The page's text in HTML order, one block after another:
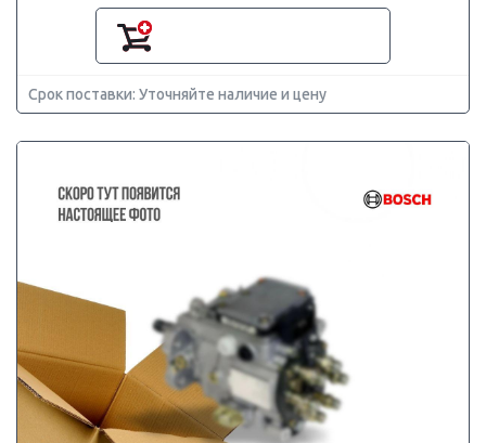
Срок поставки: Уточняйте наличие и цену